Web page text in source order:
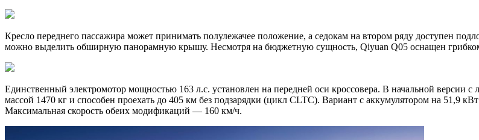
Кресло переднего пассажира может принимать полулежачее положение, а седокам на втором ряду доступен
можно выделить обширную панорамную крышу. Несмотря на бюджетную сущность, Qiyuan Q05 оснащен
Единственный электромотор мощностью 163 л.с. установлен на передней оси кроссовера. В начальной версии
массой 1470 кг и способен проехать до 405 км без подзарядки (цикл CLTC). Вариант с аккумулятором на 51,9
Максимальная скорость обеих модификаций — 160 км/ч.